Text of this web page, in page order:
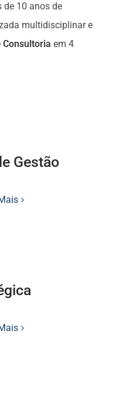
de 10 anos de
multidisciplinar e
Consultoria em 4
Gestão